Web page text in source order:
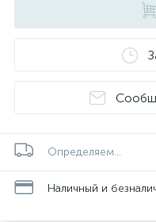
Определяем...
Наличный и